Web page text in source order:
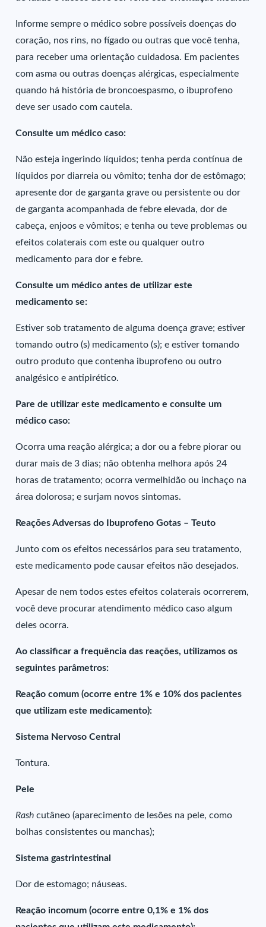
Informe sempre o médico sobre possíveis doenças do
coração, nos rins, no fígado ou outras que você tenha,
para receber uma orientação cuidadosa. Em pacientes
com asma ou outras doenças alérgicas, especialmente
quando há história de broncoespasmo, o ibuprofeno
deve ser usado com cautela.
Consulte um médico caso:
Não esteja ingerindo líquidos; tenha perda contínua de
líquidos por diarreia ou vômito; tenha dor de estômago;
apresente dor de garganta grave ou persistente ou dor
de garganta acompanhada de febre elevada, dor de
cabeça, enjoos e vômitos; e tenha ou teve problemas ou
efeitos colaterais com este ou qualquer outro
medicamento para dor e febre.
Consulte um médico antes de utilizar este
medicamento se:
Estiver sob tratamento de alguma doença grave; estiver
tomando outro (s) medicamento (s); e estiver tomando
outro produto que contenha ibuprofeno ou outro
analgésico e antipirético.
Pare de utilizar este medicamento e consulte um
médico caso:
Ocorra uma reação alérgica; a dor ou a febre piorar ou
durar mais de 3 dias; não obtenha melhora após 24
horas de tratamento; ocorra vermelhidão ou inchaço na
área dolorosa; e surjam novos sintomas.
Reações Adversas do Ibuprofeno Gotas – Teuto
Junto com os efeitos necessários para seu tratamento,
este medicamento pode causar efeitos não desejados.
Apesar de nem todos estes efeitos colaterais ocorrerem,
você deve procurar atendimento médico caso algum
deles ocorra.
Ao classificar a frequência das reações, utilizamos os
seguintes parâmetros:
Reação comum (ocorre entre 1% e 10% dos pacientes
que utilizam este medicamento):
Sistema Nervoso Central
Tontura.
Pele
Rashcutâneo (aparecimento de lesões na pele, como
bolhas consistentes ou manchas);
Sistema gastrintestinal
Dor de estomago; náuseas.
Reação incomum (ocorre entre 0,1% e 1% dos